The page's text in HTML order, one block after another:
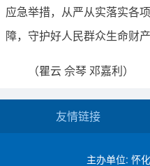
应急举措，从严从实落实各
障，守护好人民群众生命财
（瞿云 佘琴 邓嘉利）
友情链接
主办单位: 怀